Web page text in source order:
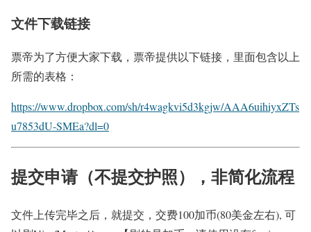
文件下载链接
票帝为了方便大家下载，票帝提供以下链接，里面包含以上
所需的表格：
https://www.dropbox.com/sh/r4wagkvi5d3kgjw/AAA6uihiyxZTs
u7853dU-SMEa?dl=0
提交申请（不提交护照），非简化流程
文件上传完毕之后，就提交，交费100加币(80美金左右), 可